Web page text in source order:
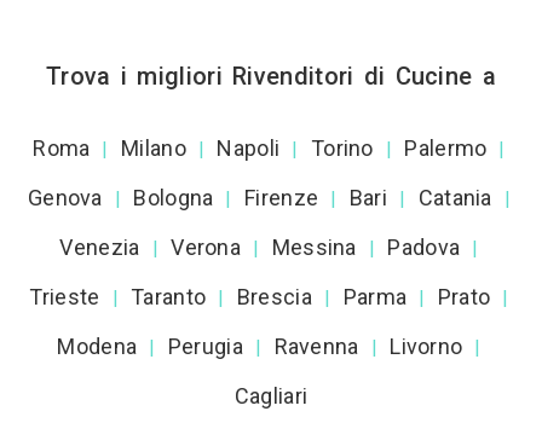
Trova i migliori Rivenditori di Cucine a
Roma | Milano | Napoli | Torino | Palermo |
Genova | Bologna | Firenze | Bari | Catania |
Venezia | Verona | Messina | Padova |
Trieste | Taranto | Brescia | Parma | Prato |
Modena | Perugia | Ravenna | Livorno |
Cagliari